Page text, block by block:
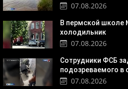
07.08.2026
В пермской школе
холодильник
07.08.2026
Сотрудники ФСБ
подозреваемого в
07.08.2026